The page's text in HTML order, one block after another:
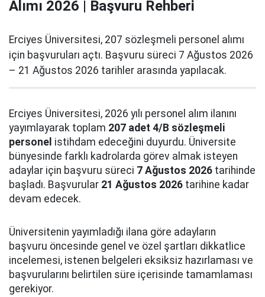
Alımı 2026 | Başvuru Rehberi
Erciyes Üniversitesi, 207 sözleşmeli personel alımı
için başvuruları açtı. Başvuru süreci 7 Ağustos 2026
– 21 Ağustos 2026 tarihler arasında yapılacak.
Erciyes Üniversitesi, 2026 yılı personel alım ilanını
yayımlayarak toplam 207 adet 4/B sözleşmeli
personel istihdam edeceğini duyurdu. Üniversite
bünyesinde farklı kadrolarda görev almak isteyen
adaylar için başvuru süreci 7 Ağustos 2026 tarihinde
başladı. Başvurular 21 Ağustos 2026 tarihine kadar
devam edecek.
Üniversitenin yayımladığı ilana göre adayların
başvuru öncesinde genel ve özel şartları dikkatlice
incelemesi, istenen belgeleri eksiksiz hazırlaması ve
başvurularını belirtilen süre içerisinde tamamlaması
gerekiyor.